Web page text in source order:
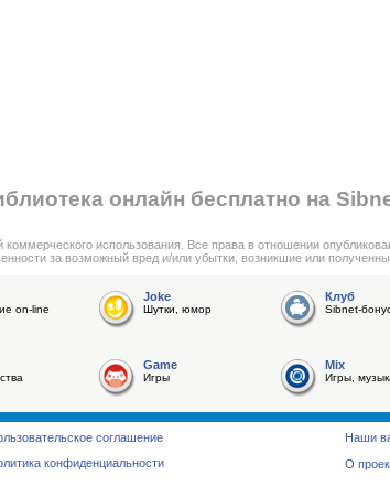
онлайн бесплатно на
использования. Все права в отношении
за возможный вред и/или убытки, возникшие или
on-line
Joke
Шутки, юмор
Клуб
Sibnet-
Game
Игры
Mix
Игры,
Наши
О
соглашение
конфиденциальности